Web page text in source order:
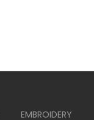
EMBROIDERY